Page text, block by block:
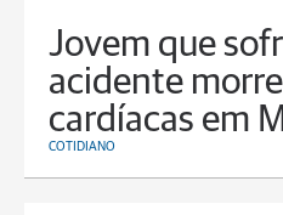
Jovem que
acidente
cardíacas em
COTIDIANO